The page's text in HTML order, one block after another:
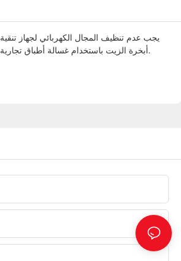
يجب عدم تنظيف المجال الكهربائي لجهاز تنقية
أبخرة الزيت باستخدام غسالة أطباق تجارية.